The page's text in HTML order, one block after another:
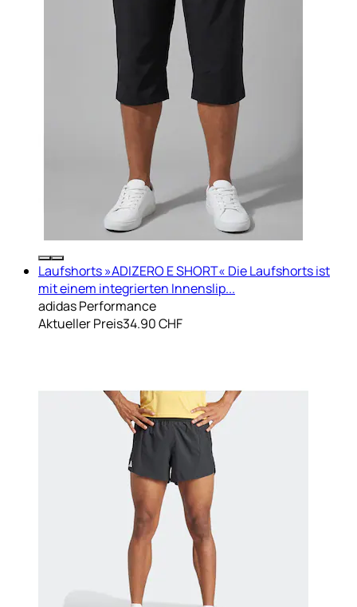
Laufshorts »ADIZERO E SHORT« Die Laufshorts ist
mit einem integrierten Innenslip...
adidas Performance
Aktueller Preis34.90 CHF